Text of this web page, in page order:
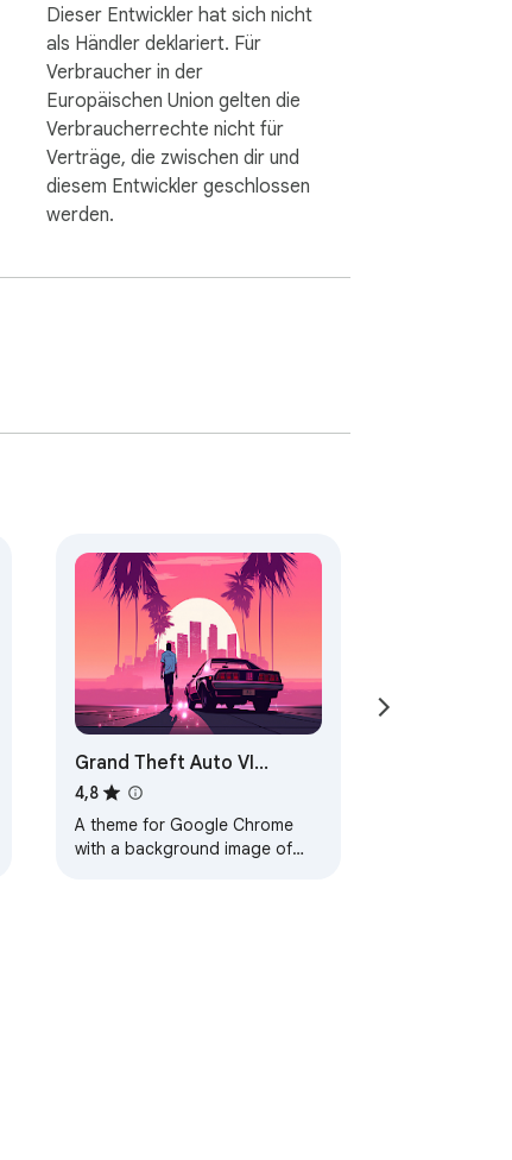
Dieser Entwickler hat sich nicht
als Händler deklariert. Für
Verbraucher in der
Europäischen Union gelten die
Verbraucherrechte nicht für
Verträge, die zwischen dir und
diesem Entwickler geschlossen
werden.
Grand Theft Auto VI
Browser Theme
4,8
A theme for Google Chrome
with a background image of